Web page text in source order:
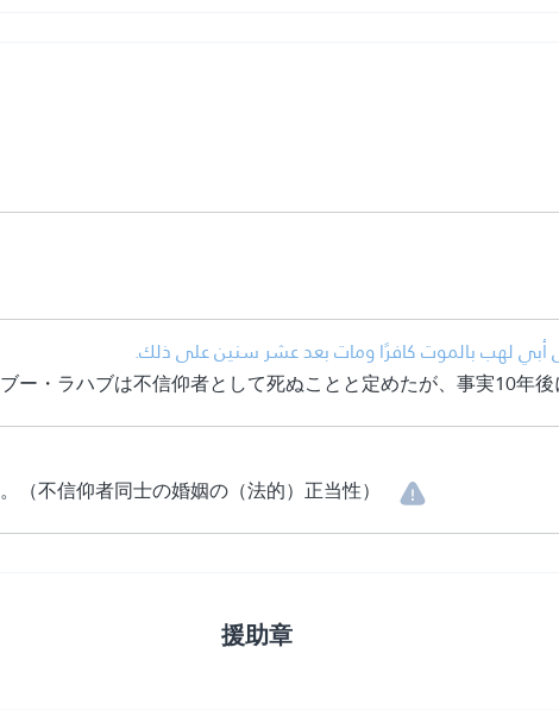
أبي لهب بالموت كافرًا ومات بعد عشر سنين على ذلك.
・ラハブは不信仰者として死ぬことと定めたが、事実10年後
不信仰者同士の婚姻の（法的）正当性）
援助章